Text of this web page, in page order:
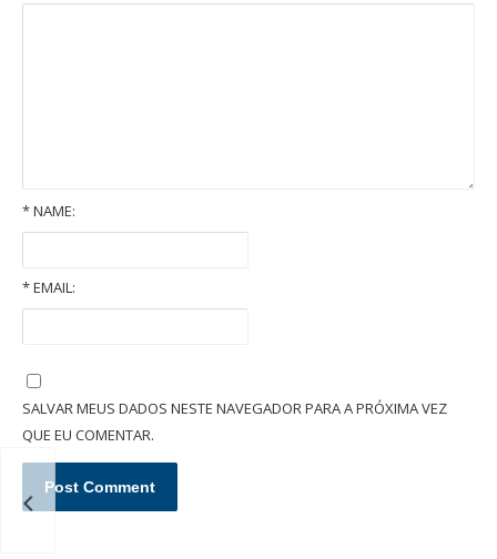
*NAME:
*EMAIL:
SALVAR MEUS DADOS NESTE NAVEGADOR PARA A PRÓXIMA VEZ
QUE EU COMENTAR.